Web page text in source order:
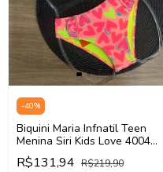
-40%
Biquini Maria Infnatil Teen
Menina Siri Kids Love 40042
(Rosa)
R$131,94 R$219,90